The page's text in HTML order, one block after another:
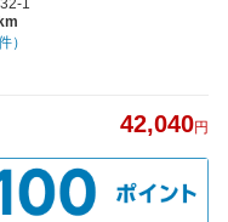
）
42,040円